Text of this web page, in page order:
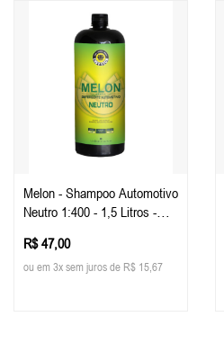
Melon - Shampoo Automotivo
Neutro 1:400 - 1,5 Litros -
R$ 47,00
ou em 3x sem juros de R$ 15,67